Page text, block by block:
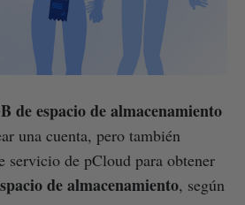
de espacio de almacenamiento
una cuenta, pero también
servicio de pCloud para obtener
de almacenamiento, según